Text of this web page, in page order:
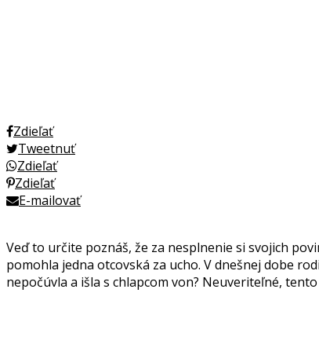
Zdieľať
Tweetnuť
Zdieľať
Zdieľať
E-mailovať
Veď to určite poznáš, že za nesplnenie si svojich
pomohla jedna otcovská za ucho. V dnešnej dobe
nepočúvla a išla s chlapcom von? Neuveriteľné,